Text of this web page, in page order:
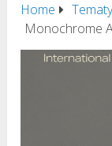
Home
Monochrome